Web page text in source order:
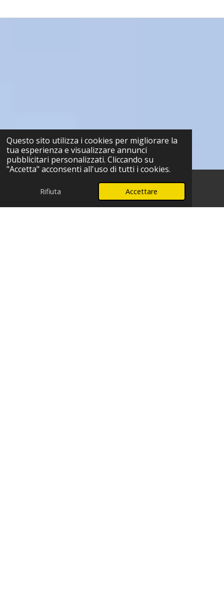
Questo sito utilizza i cookies per migliorare la
tua esperienza e visualizzare annunci
pubblicitari personalizzati. Cliccando su
"Accetta" acconsenti all'uso di tutti i cookies.
Rifiuta Accettare
Telefono WhatsApp